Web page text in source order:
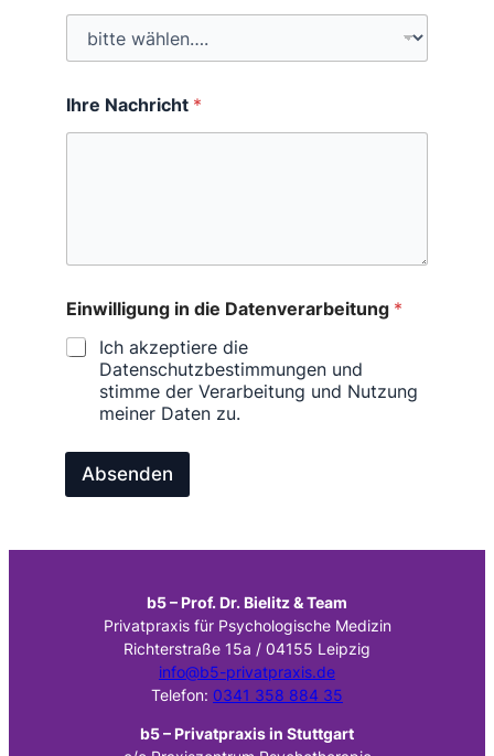
Ihre Nachricht *
Einwilligung in die Datenverarbeitung *
Ich akzeptiere die
Datenschutzbestimmungen und
stimme der Verarbeitung und Nutzung
meiner Daten zu.
Absenden
b5 – Prof. Dr. Bielitz & Team
Privatpraxis für Psychologische Medizin
Richterstraße 15a / 04155 Leipzig
info@b5-privatpraxis.de
Telefon: 0341 358 884 35
b5 – Privatpraxis in Stuttgart